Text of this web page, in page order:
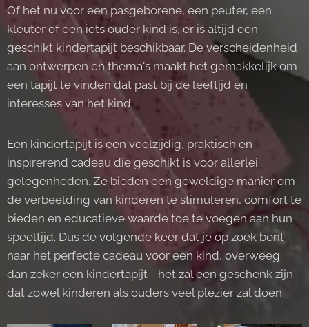
Of het nu voor een pasgeborene, een peuter, een
kleuter of een iets ouder kind is, er is altijd een
geschikt kindertapijt beschikbaar. De verscheidenheid
aan ontwerpen en thema's maakt het gemakkelijk om
een tapijt te vinden dat past bij de leeftijd en
interesses van het kind.
Een kindertapijt is een veelzijdig, praktisch en
inspirerend cadeau die geschikt is voor allerlei
gelegenheden. Ze bieden een geweldige manier om
de verbeelding van kinderen te stimuleren, comfort te
bieden en educatieve waarde toe te voegen aan hun
speeltijd. Dus de volgende keer dat je op zoek bent
naar het perfecte cadeau voor een kind, overweeg
dan zeker een kindertapijt - het zal een geschenk zijn
dat zowel kinderen als ouders veel plezier zal doen.